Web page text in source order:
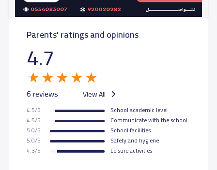
Parents' ratings and opinions
4.7
6 reviews View All
4.5/5
School academic level
4.5/5
Communicate with the school
5.0/5
School facilities
5.0/5
Safety and hygiene
4.3/5
Leisure activities